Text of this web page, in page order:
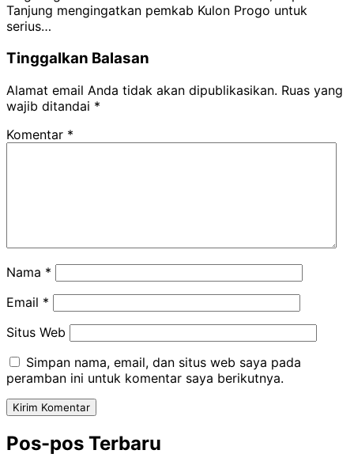
Tanjung mengingatkan pemkab Kulon Progo untuk
serius…
Tinggalkan Balasan
Alamat email Anda tidak akan dipublikasikan. Ruas yang
wajib ditandai *
Komentar *
Nama *
Email *
Situs Web
Simpan nama, email, dan situs web saya pada
peramban ini untuk komentar saya berikutnya.
Pos-pos Terbaru